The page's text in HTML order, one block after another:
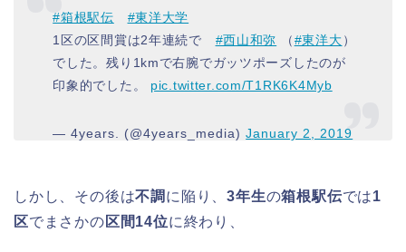
#箱根駅伝
#東洋大学
1区の区間賞は2年連続で #西山和弥 （#東洋大）
でした。残り1kmで右腕でガッツポーズしたのが
印象的でした。 pic.twitter.com/T1RK6K4Myb
— 4years. (@4years_media)January 2, 2019
しかし、その後は不調 に陥り、3年生の箱根駅伝では1
区でまさかの 区間14位に終わり、